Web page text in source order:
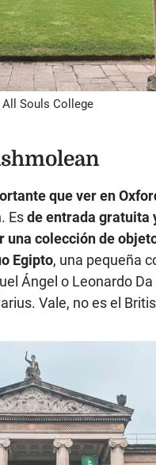
All Souls College
que ver en
Esde entrada gratuita
una colección de
Egipto, una pequeña
Ángel o Leonardo Da
Vale, no es el